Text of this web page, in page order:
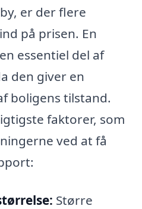
er der flere
på prisen. En
essentiel del af
den giver en
boligens tilstand.
faktorer, som
ved at få
Større